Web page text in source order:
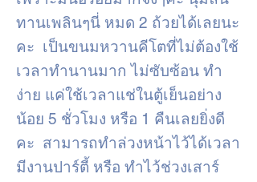
ทานเพลินๆนี่ หมด 2 ถ้วยได้เลยนะ
คะ เป็นขนมหวานคีโตที่ไม่ต้องใช้
เวลาทำนานมาก ไม่ซับซ้อน ทำ
ง่าย แค่ใช้เวลาแช่ในตู้เย็นอย่าง
น้อย 5 ชั่วโมง หรือ 1 คืนเลยยิ่งดี
คะ สามารถทำล่วงหน้าไว้ได้เวลา
มีงานปาร์ตี้ หรือ ทำไว้ช่วงเสาร์